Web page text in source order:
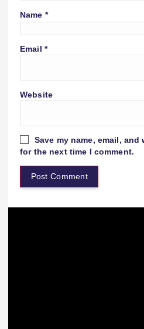
Name *
Email *
Website
Save my name, email,
for the next time I comment.